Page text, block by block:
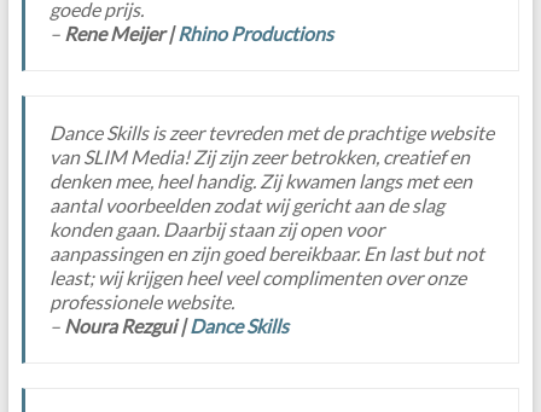
goede prijs.
– Rene Meijer |Rhino Productions
Dance Skills is zeer tevreden met de prachtige website
van SLIM Media! Zij zijn zeer betrokken, creatief en
denken mee, heel handig. Zij kwamen langs met een
aantal voorbeelden zodat wij gericht aan de slag
konden gaan. Daarbij staan zij open voor
aanpassingen en zijn goed bereikbaar. En last but not
least; wij krijgen heel veel complimenten over onze
professionele website.
– Noura Rezgui |Dance Skills